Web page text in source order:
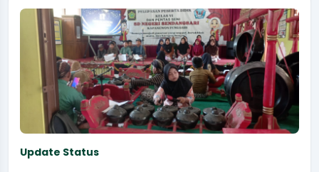
Update Status